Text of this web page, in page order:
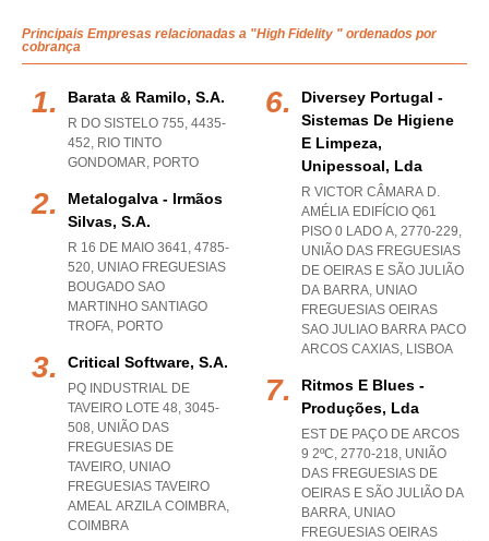
Principais Empresas relacionadas a "High Fidelity " ordenados por
cobrança
Barata & Ramilo, S.a.
R DO SISTELO 755, 4435-
452, RIO TINTO
GONDOMAR, PORTO
Metalogalva - Irmãos
Silvas, S.a.
R 16 DE MAIO 3641, 4785-
520, UNIAO FREGUESIAS
BOUGADO SAO
MARTINHO SANTIAGO
TROFA, PORTO
Critical Software, S.a.
PQ INDUSTRIAL DE
TAVEIRO LOTE 48, 3045-
508, UNIÃO DAS
FREGUESIAS DE
TAVEIRO, UNIAO
FREGUESIAS TAVEIRO
AMEAL ARZILA COIMBRA,
COIMBRA
Diversey Portugal -
Sistemas De Higiene
E Limpeza,
Unipessoal, Lda
R VICTOR CÂMARA D.
AMÉLIA EDIFÍCIO Q61
PISO 0 LADO A, 2770-229,
UNIÃO DAS FREGUESIAS
DE OEIRAS E SÃO JULIÃO
DA BARRA, UNIAO
FREGUESIAS OEIRAS
SAO JULIAO BARRA PACO
ARCOS CAXIAS, LISBOA
Ritmos E Blues -
Produções, Lda
EST DE PAÇO DE ARCOS
9 2ºC, 2770-218, UNIÃO
DAS FREGUESIAS DE
OEIRAS E SÃO JULIÃO DA
BARRA, UNIAO
FREGUESIAS OEIRAS